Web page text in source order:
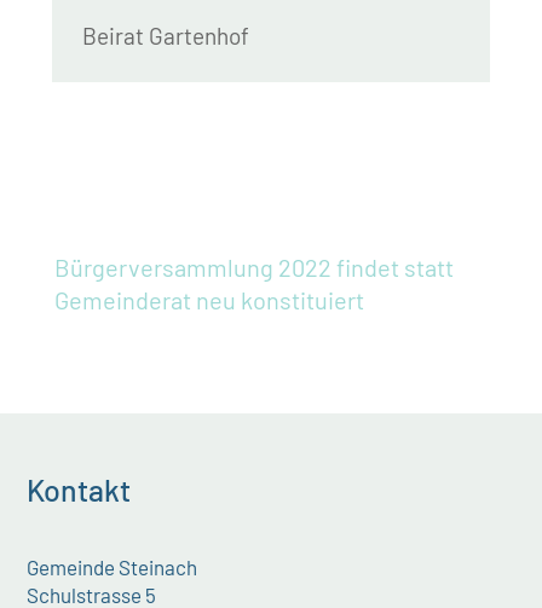
Beirat Gartenhof
Bürgerversammlung 2022 findet statt
Gemeinderat neu konstituiert
Kontakt
Gemeinde Steinach
Schulstrasse 5